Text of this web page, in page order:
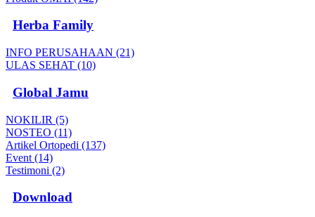
Herba Family
INFO PERUSAHAAN (21)
ULAS SEHAT (10)
Global Jamu
NOKILIR (5)
NOSTEO (11)
Artikel Ortopedi (137)
Event (14)
Testimoni (2)
Download